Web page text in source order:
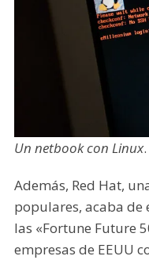
Un netbook con Linux.
Además, Red Hat,
populares, acaba
las «Fortune Future
empresas de EEUU